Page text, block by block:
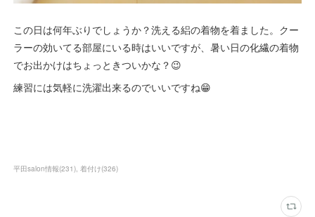
この日は何年ぶりでしょうか？洗える絽の着物を着ました。クー
ラーの効いてる部屋にいる時はいいですが、暑い日の化繊の着物
でお出かけはちょっときついかな？😉
練習には気軽に洗濯出来るのでいいですね😁
平田salon情報(231) 着付け(326)